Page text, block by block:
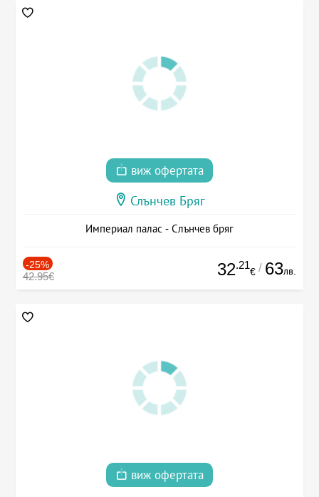
виж офертата
Слънчев Бряг
Империал палас - Слънчев бряг
-25%
42.95€ 32.21
€ / 63лв.
виж офертата